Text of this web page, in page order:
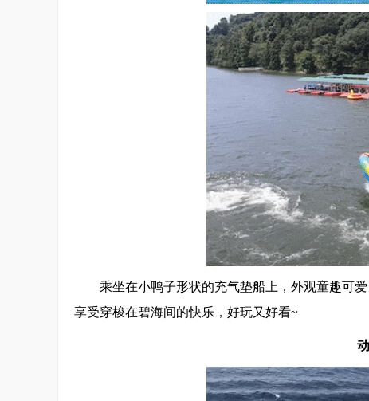
乘坐在小鸭子形状的充气垫船上，外观童趣可
享受穿梭在碧海间的快乐，好玩又好看~